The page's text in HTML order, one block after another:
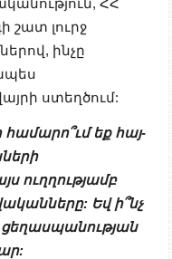
ՀՀ
շատ լուրջ
ինչը
ստեղծում:
եք հայ-
ուղղությամբ
Եվ ի՞նչ
ցեղասպանության